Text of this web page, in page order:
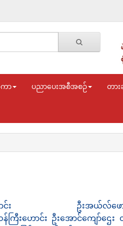
ာ ပညာပေးအစီအစဉ် တာ
ပ်ဟောင်း ဦးအယ်လ်ဖောင်
ြီးဟောင်း ဦးအောင်ကျော်ဌေး